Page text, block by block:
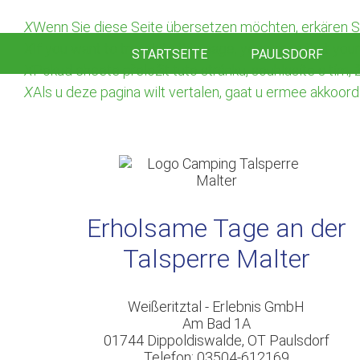
XWenn Sie diese Seite übersetzen möchten, erkären
If you want to translate this page, you agree that
XPokud chcete přeložit tuto stránku, souhlasíte s
XAls u deze pagina wilt vertalen, gaat u ermee
STARTSEITE PAULSDORF
Erholsame Tage an der
Talsperre Malter
Weißeritztal - Erlebnis GmbH
Am Bad 1A
01744 Dippoldiswalde, OT Paulsdorf